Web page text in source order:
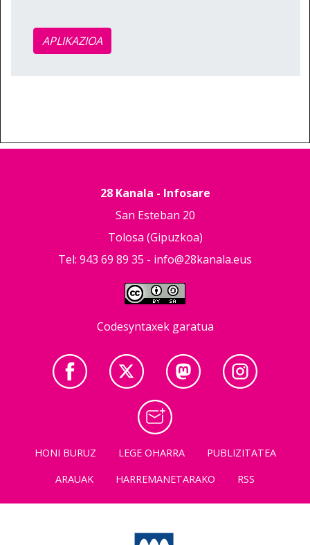
APLIKAZIOA
28 Kanala - Infosare
San Esteban 20
Tolosa (Gipuzkoa)
Tel: 943 69 89 35 - info@28kanala.eus
Codesyntaxek garatua
HONI BURUZ LEGE OHARRA
PUBLIZITATEA
ARAUAK
HARREMANETARAKO RSS